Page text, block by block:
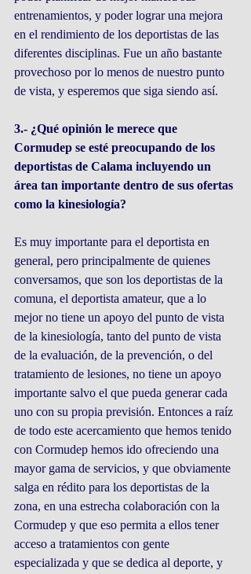
entrenamientos, y poder lograr una mejora
en el rendimiento de los deportistas de las
diferentes disciplinas. Fue un año bastante
provechoso por lo menos de nuestro punto
de vista, y esperemos que siga siendo así.
3.- ¿Qué opinión le merece que
Cormudep se esté preocupando de los
deportistas de Calama incluyendo un
área tan importante dentro de sus ofertas
como la kinesiología?
Es muy importante para el deportista en
general, pero principalmente de quienes
conversamos, que son los deportistas de la
comuna, el deportista amateur, que a lo
mejor no tiene un apoyo del punto de vista
de la kinesiología, tanto del punto de vista
de la evaluación, de la prevención, o del
tratamiento de lesiones, no tiene un apoyo
importante salvo el que pueda generar cada
uno con su propia previsión. Entonces a raíz
de todo este acercamiento que hemos tenido
con Cormudep hemos ido ofreciendo una
mayor gama de servicios, y que obviamente
salga en rédito para los deportistas de la
zona, en una estrecha colaboración con la
Cormudep y que eso permita a ellos tener
acceso a tratamientos con gente
especializada y que se dedica al deporte, y